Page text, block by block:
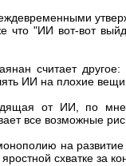
что "ИИ вот-вот
считает
ИИ на плохие
от ИИ, по
все возможные
на развитие
схватке за